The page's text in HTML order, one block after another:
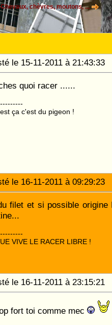
Chevaux, chèvres, moutons, ...
le 15-11-2011 à 21:43:33
quoi racer ......
ça c'est du pigeon !
le 16-11-2011 à 09:29:23
filet et si possible origine
VIVE LE RACER LIBRE !
le 16-11-2011 à 23:15:21
fort toi comme mec